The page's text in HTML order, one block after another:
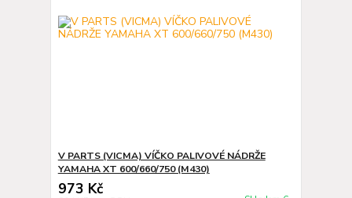
V PARTS (VICMA) VÍČKO PALIVOVÉ NÁDRŽE
YAMAHA XT 600/660/750 (M430)
973 Kč